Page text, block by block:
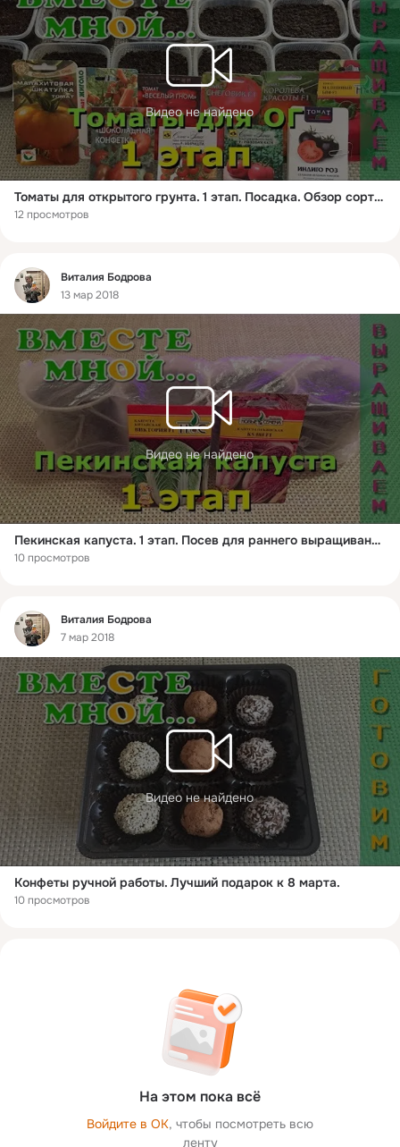
Видео не найдено
Томаты для открытого грунта. 1 этап. Посадка. Обзор сортов и гибридов для ОГ 2018 г.
12 просмотров
Фид
Виталия Бодрова
13 мар 2018
Видео не найдено
Пекинская капуста. 1 этап. Посев для раннего выращивания в теплице.
10 просмотров
Фид
Виталия Бодрова
7 мар 2018
Видео не найдено
Конфеты ручной работы. Лучший подарок к 8 марта.
10 просмотров
На этом пока всё
Войдите в ОК, чтобы посмотреть всю
ленту